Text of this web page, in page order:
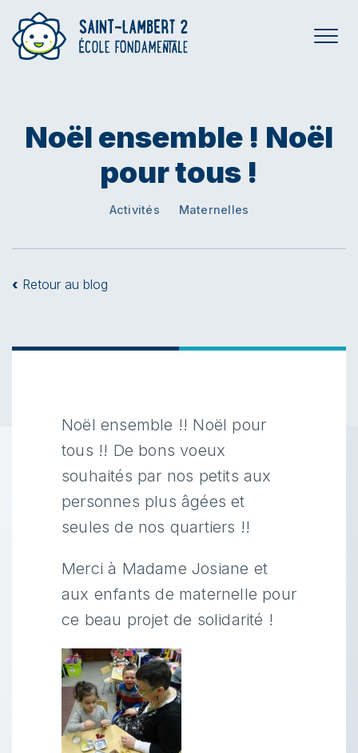
Noël ensemble ! Noël
pour tous !
Activités Maternelles
‹ Retour au blog
Noël ensemble !! Noël pour
tous !! De bons voeux
souhaités par nos petits aux
personnes plus âgées et
seules de nos quartiers !!
Merci à Madame Josiane et
aux enfants de maternelle pour
ce beau projet de solidarité !